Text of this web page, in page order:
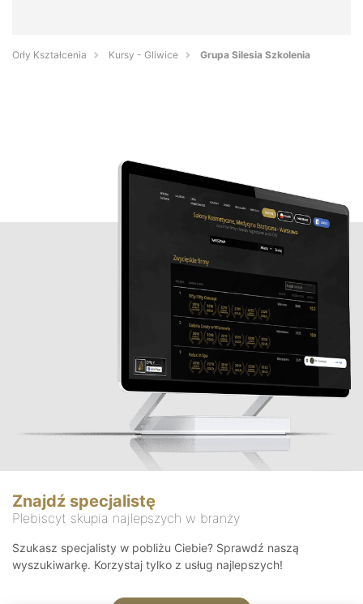
Orły Kształcenia Kursy - Gliwice Grupa Silesia Szkolenia
Znajdź specjalistę
Plebiscyt skupia najlepszych w branży
Szukasz specjalisty w pobliżu Ciebie? Sprawdź naszą
wyszukiwarkę. Korzystaj tylko z usług najlepszych!